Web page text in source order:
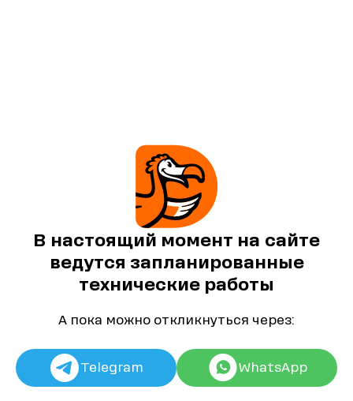
В настоящий момент на сайте
ведутся запланированные
технические работы
А пока можно откликнуться через:
Telegram WhatsApp